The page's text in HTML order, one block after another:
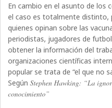
En cambio en el asunto de los
el caso es totalmente distinto,
quienes opinan sobre las
periodistas, jugadores de
obtener la información del
organizaciones científicas
popular se trata de “el que no
SegúnStephen Hawking: “La
conocimiento”